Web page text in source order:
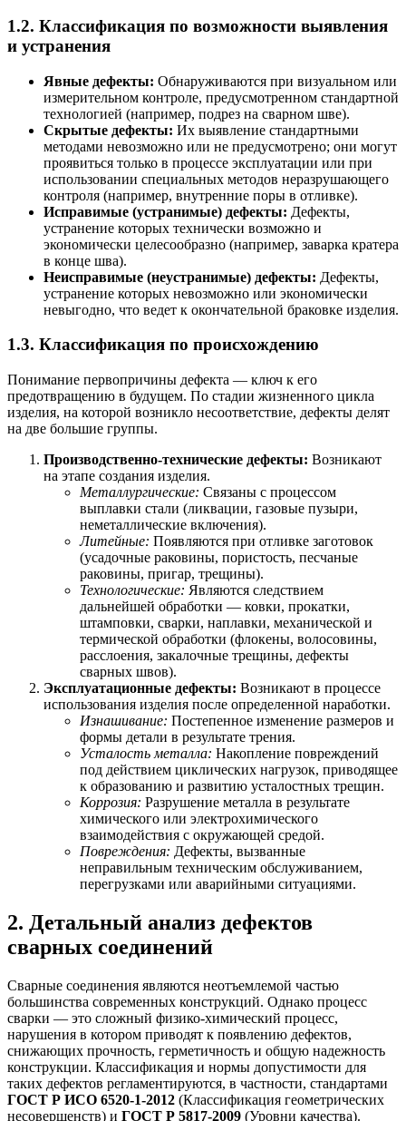
1.2. Классификация по возможности выявления
и устранения
Явные дефекты: Обнаруживаются при визуальном или
измерительном контроле, предусмотренном стандартной
технологией (например, подрез на сварном шве).
Скрытые дефекты: Их выявление стандартными
методами невозможно или не предусмотрено; они могут
проявиться только в процессе эксплуатации или при
использовании специальных методов неразрушающего
контроля (например, внутренние поры в отливке).
Исправимые (устранимые) дефекты: Дефекты,
устранение которых технически возможно и
экономически целесообразно (например, заварка кратера
в конце шва).
Неисправимые (неустранимые) дефекты: Дефекты,
устранение которых невозможно или экономически
невыгодно, что ведет к окончательной браковке изделия.
1.3. Классификация по происхождению
Понимание первопричины дефекта — ключ к его
предотвращению в будущем. По стадии жизненного цикла
изделия, на которой возникло несоответствие, дефекты делят
на две большие группы.
Производственно-технические дефекты: Возникают
на этапе создания изделия.
Металлургические: Связаны с процессом
выплавки стали (ликвации, газовые пузыри,
неметаллические включения).
Литейные: Появляются при отливке заготовок
(усадочные раковины, пористость, песчаные
раковины, пригар, трещины).
Технологические: Являются следствием
дальнейшей обработки — ковки, прокатки,
штамповки, сварки, наплавки, механической и
термической обработки (флокены, волосовины,
расслоения, закалочные трещины, дефекты
сварных швов).
Эксплуатационные дефекты: Возникают в процессе
использования изделия после определенной наработки.
Изнашивание: Постепенное изменение размеров и
формы детали в результате трения.
Усталость металла: Накопление повреждений
под действием циклических нагрузок, приводящее
к образованию и развитию усталостных трещин.
Коррозия: Разрушение металла в результате
химического или электрохимического
взаимодействия с окружающей средой.
Повреждения: Дефекты, вызванные
неправильным техническим обслуживанием,
перегрузками или аварийными ситуациями.
2. Детальный анализ дефектов
сварных соединений
Сварные соединения являются неотъемлемой частью
большинства современных конструкций. Однако процесс
сварки — это сложный физико-химический процесс,
нарушения в котором приводят к появлению дефектов,
снижающих прочность, герметичность и общую надежность
конструкции. Классификация и нормы допустимости для
таких дефектов регламентируются, в частности, стандартами
ГОСТ Р ИСО 6520-1-2012 (Классификация геометрических
несовершенств) и ГОСТ Р 5817-2009 (Уровни качества).